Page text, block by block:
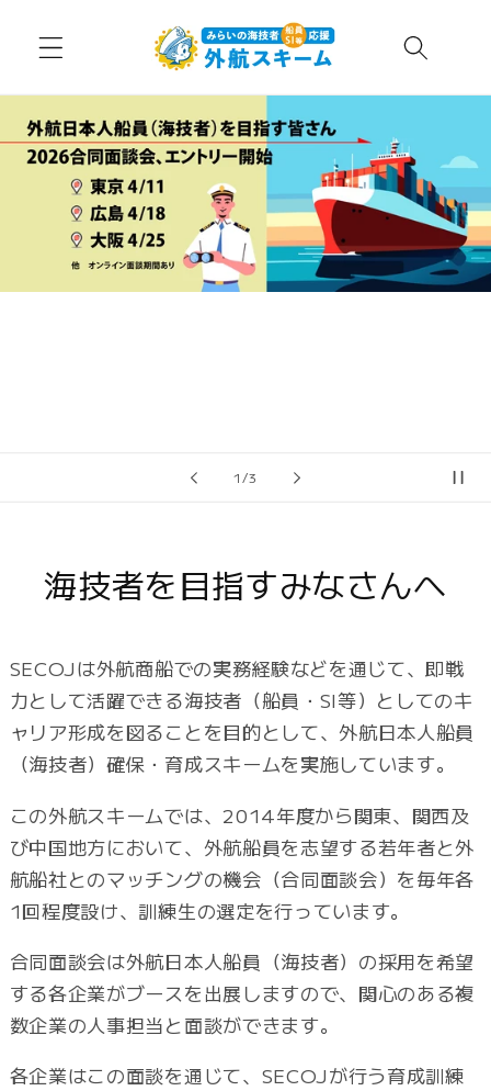
進む
2/の
3
海技者を目指すみなさんへ
SECOJは外航商船での実務経験などを通じて、即戦
力として活躍できる海技者（船員・SI等）としてのキ
ャリア形成を図ることを目的として、外航日本人船員
（海技者）確保・育成スキームを実施しています。
この外航スキームでは、2014年度から関東、関西及
び中国地方において、外航船員を志望する若年者と外
航船社とのマッチングの機会（合同面談会）を毎年各
1回程度設け、訓練生の選定を行っています。
合同面談会は外航日本人船員（海技者）の採用を希望
する各企業がブースを出展しますので、関心のある複
数企業の人事担当と面談ができます。
各企業はこの面談を通じて、SECOJが行う育成訓練